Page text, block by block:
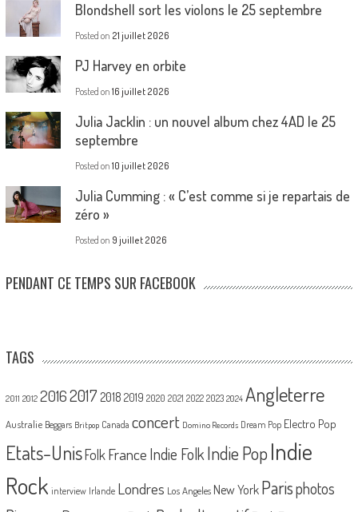
Blondshell sort les violons le 25 septembre
Posted on 21 juillet 2026
PJ Harvey en orbite
Posted on 16 juillet 2026
Julia Jacklin : un nouvel album chez 4AD le 25
septembre
Posted on 10 juillet 2026
Julia Cumming : « C’est comme si je repartais de
zéro »
Posted on 9 juillet 2026
PENDANT CE TEMPS SUR FACEBOOK
TAGS
2011 2012 20162017 2018 2019 2020 2021 2022 2023 2024 Angleterre
Australie Beggars Britpop Canada concert Domino Records Dream Pop Electro Pop
Etats-UnisFolk France Indie FolkIndie PopIndie
Rock interview Irlande Londres Los Angeles New York Parisphotos